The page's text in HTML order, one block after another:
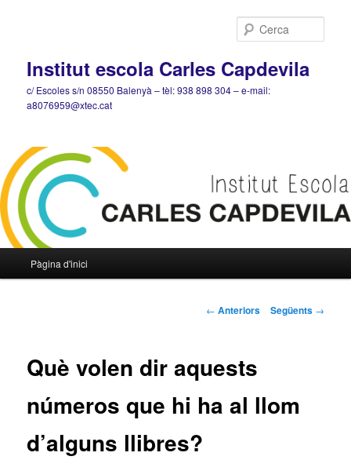
Institut escola Carles Capdevila
c/ Escoles s/n 08550 Balenyà – tèl: 938 898 304 – e-mail:
a8076959@xtec.cat
principal
Aneu
principal
Pàgina d'inici
Navegació
← Anteriors Següents →
Què volen dir aquests
números que hi ha al llom
d’alguns llibres?